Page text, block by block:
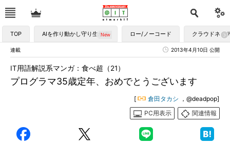
TOP AIを作り動かし守り生かす ロー/ノーコード クラウドネイ
連載 2013年4月10日 公開
プログラマ35歳定年、おめでとうございます
IT用語解説系マンガ：食べ超（21）
[ 倉田タカシ ，@deadpop]
PC用表示
関連情報